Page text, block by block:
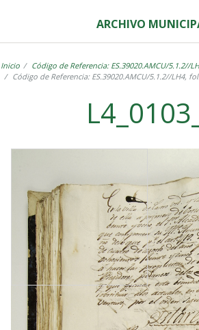
ARCHIVO
Inicio
Código de Referencia: ES.39020.AMCU/5.1.2//
Código de Referencia: ES.39020.AMCU/5.1.2//LH4,